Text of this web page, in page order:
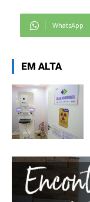
WhatsApp
EM ALTA